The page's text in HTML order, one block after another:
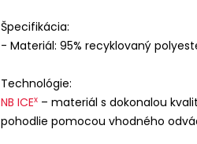
Špecifikácia:
- Materiál: 95% recyklovaný
Technológie:
NB ICEx– materiál s dokonalou
pohodlie pomocou vhodného